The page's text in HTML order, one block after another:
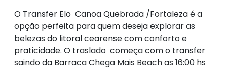
O Transfer Elo Canoa Quebrada /Fortaleza é a
opção perfeita para quem deseja explorar as
belezas do litoral cearense com conforto e
praticidade. O traslado começa com o transfer
saindo da Barraca Chega Mais Beach as 16:00 hs